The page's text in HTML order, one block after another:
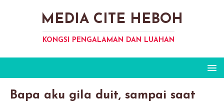
MEDIA CITE HEBOH
KONGSI PENGALAMAN DAN LUAHAN
Bapa aku giIa duit, sampai saat